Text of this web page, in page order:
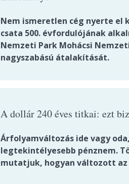
Nem ismeretlen cég nyerte el
csata 500. évfordulójának
Nemzeti Park Mohácsi
nagyszabású átalakítását.
A dollár 240 éves titkai: ezt
Árfolyamváltozás ide vagy
legtekintélyesebb pénznem.
mutatjuk, hogyan változott az